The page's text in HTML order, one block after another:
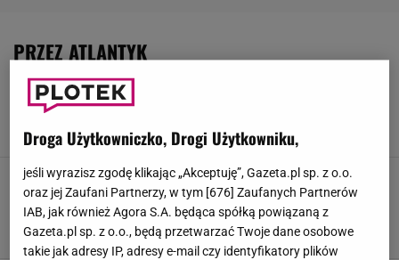
PRZEZ ATLANTYK
Królikowski o stwardnieniu rozsianym. "Będę
tak żył, dopóki będę mógł"
Weronika Zając, 22 LUTEGO 2023, 19:50
Antek Królikowski w "Przez Atlantyk"
opowiedział o chorobie. Informator ujawnia,
kiedy nagrano tę scenę. "Sam zaproponował"
Jarosław Kocemba,14 KWIETNIA 2022, 19:40
Droga Użytkowniczko, Drogi Użytkowniku,
jeśli wyrazisz zgodę klikając „Akceptuję”, Gazeta.pl sp. z o.o.
oraz jej Zaufani Partnerzy, w tym [676] Zaufanych Partnerów
IAB, jak również Agora S.A. będąca spółką powiązaną z
Gazeta.pl sp. z o.o., będą przetwarzać Twoje dane osobowe
takie jak adresy IP, adresy e-mail czy identyfikatory plików